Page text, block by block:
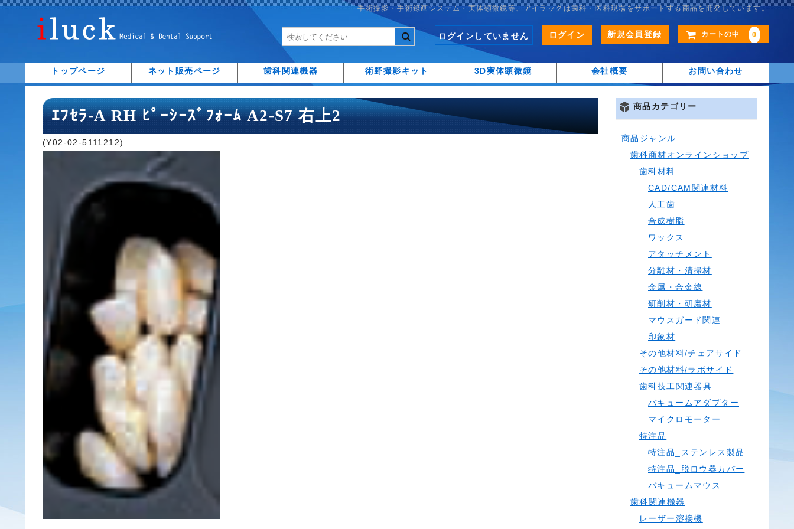
手術撮影・手術録画システム・実体顕微鏡等、アイラックは歯科・医科現場をサポートする商品を開発しています。
カートの中 0
ログインしていません ログイン 新規会員登録
トップページ ネット販売ページ 歯科関連機器 術野撮影キット 3D実体顕微鏡 会社概要 お問い合わせ
ｴﾌｾﾗ-A RH ﾋﾟｰｼｰｽﾞﾌｫｰﾑ A2-S7 右上2
(Y02-02-5111212)
商品カテゴリー
商品ジャンル
歯科商材オンラインショップ
歯科材料
CAD/CAM関連材料
人工歯
合成樹脂
ワックス
アタッチメント
分離材・清掃材
金属・合金線
研削材・研磨材
マウスガード関連
印象材
その他材料/チェアサイド
その他材料/ラボサイド
歯科技工関連器具
バキュームアダプター
マイクロモーター
特注品
特注品_ステンレス製品
特注品_脱ロウ器カバー
バキュームマウス
歯科関連機器
レーザー溶接機